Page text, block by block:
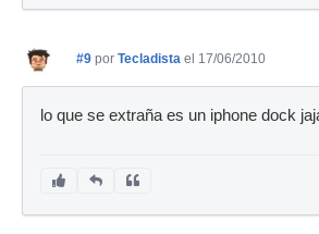
#9 por Tecladista el 17/06/2010
lo que se extraña es un iphone dock